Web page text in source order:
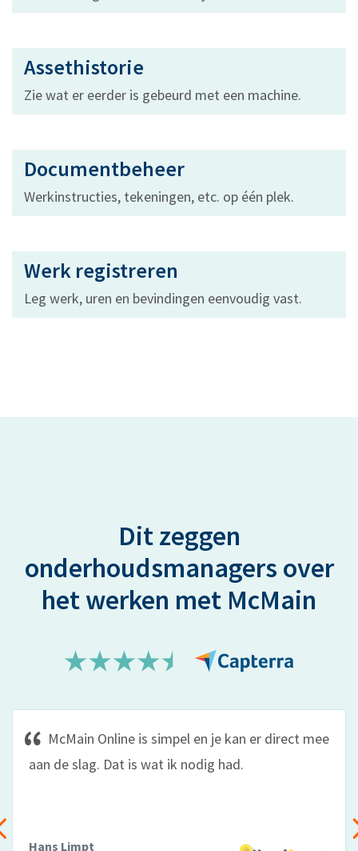
Assethistorie
Zie wat er eerder is gebeurd met een machine.
Documentbeheer
Werkinstructies, tekeningen, etc. op één plek.
Werk registreren
Leg werk, uren en bevindingen eenvoudig vast.
Dit zeggen
onderhoudsmanagers over
het werken met McMain
Monteurs zien het gemak in van McMain, en ze
halen er informatie uit waar zij daadwerkelijk mee
Geo de Bruin